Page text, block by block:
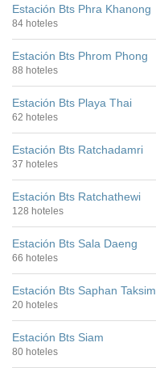
Estación Bts Phra Khanong
84 hoteles
Estación Bts Phrom Phong
88 hoteles
Estación Bts Playa Thai
62 hoteles
Estación Bts Ratchadamri
37 hoteles
Estación Bts Ratchathewi
128 hoteles
Estación Bts Sala Daeng
66 hoteles
Estación Bts Saphan Taksim
20 hoteles
Estación Bts Siam
80 hoteles